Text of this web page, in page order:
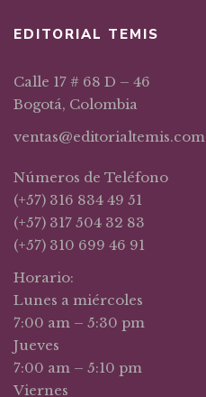
EDITORIAL TEMIS
Calle 17 # 68 D – 46
Bogotá, Colombia
ventas@editorialtemis.com
Números de Teléfono
(+57) 316 834 49 51
(+57) 317 504 32 83
(+57) 310 699 46 91
Horario:
Lunes a miércoles
7:00 am – 5:30 pm
Jueves
7:00 am – 5:10 pm
Viernes